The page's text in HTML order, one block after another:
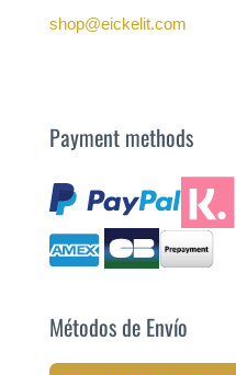
shop@eickelit.com
Payment methods
Métodos de Envío